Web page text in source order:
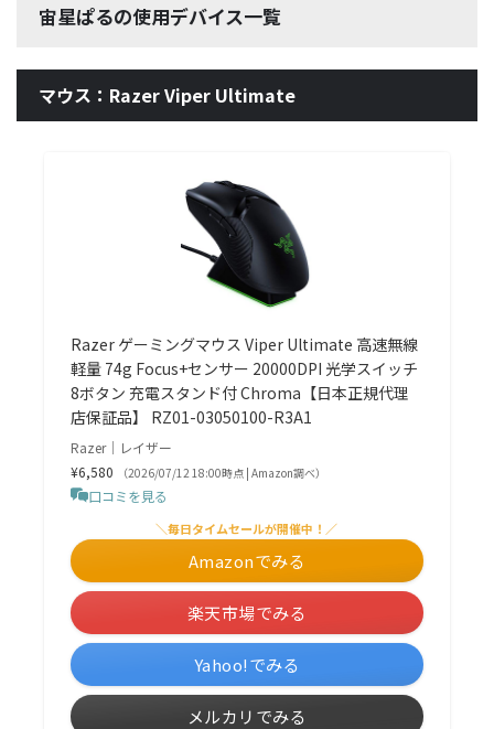
宙星ぱるの使用デバイス一覧
マウス：Razer Viper Ultimate
Razer ゲーミングマウス Viper Ultimate 高速無線
軽量 74g Focus+センサー 20000DPI 光学スイッチ
8ボタン 充電スタンド付 Chroma【日本正規代理
店保証品】 RZ01-03050100-R3A1
Razer｜レイザー
¥6,580
（2026/07/12 18:00時点 | Amazon調べ）
口コミを見る
＼毎日タイムセールが開催中！／
Amazonでみる
楽天市場でみる
Yahoo!でみる
メルカリでみる